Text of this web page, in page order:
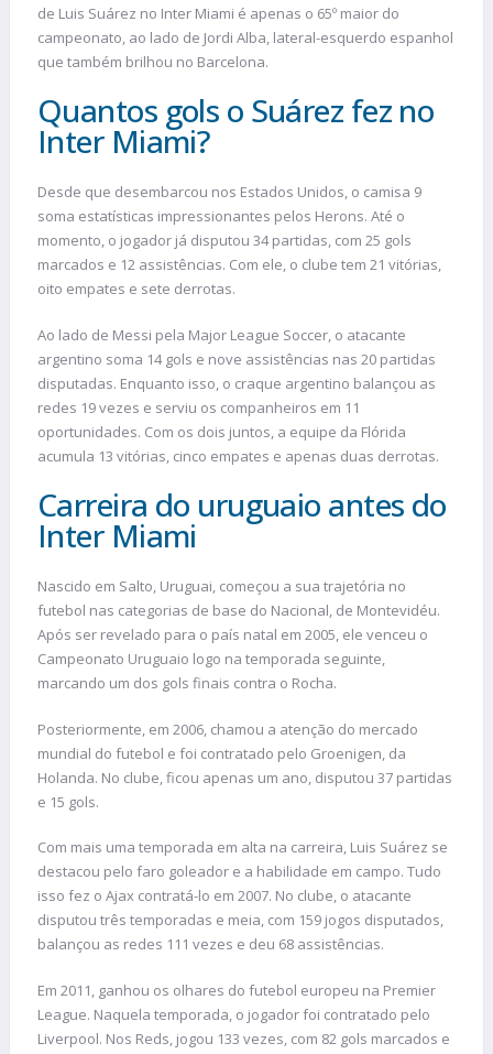
de Luis Suárez no Inter Miami é apenas o 65º maior do
campeonato, ao lado de Jordi Alba, lateral-esquerdo espanhol
que também brilhou no Barcelona.
Quantos gols o Suárez fez no
Inter Miami?
Desde que desembarcou nos Estados Unidos, o camisa 9
soma estatísticas impressionantes pelos Herons. Até o
momento, o jogador já disputou 34 partidas, com 25 gols
marcados e 12 assistências. Com ele, o clube tem 21 vitórias,
oito empates e sete derrotas.
Ao lado de Messi pela Major League Soccer, o atacante
argentino soma 14 gols e nove assistências nas 20 partidas
disputadas. Enquanto isso, o craque argentino balançou as
redes 19 vezes e serviu os companheiros em 11
oportunidades. Com os dois juntos, a equipe da Flórida
acumula 13 vitórias, cinco empates e apenas duas derrotas.
Carreira do uruguaio antes do
Inter Miami
Nascido em Salto, Uruguai, começou a sua trajetória no
futebol nas categorias de base do Nacional, de Montevidéu.
Após ser revelado para o país natal em 2005, ele venceu o
Campeonato Uruguaio logo na temporada seguinte,
marcando um dos gols finais contra o Rocha.
Posteriormente, em 2006, chamou a atenção do mercado
mundial do futebol e foi contratado pelo Groenigen, da
Holanda. No clube, ficou apenas um ano, disputou 37 partidas
e 15 gols.
Com mais uma temporada em alta na carreira, Luis Suárez se
destacou pelo faro goleador e a habilidade em campo. Tudo
isso fez o Ajax contratá-lo em 2007. No clube, o atacante
disputou três temporadas e meia, com 159 jogos disputados,
balançou as redes 111 vezes e deu 68 assistências.
Em 2011, ganhou os olhares do futebol europeu na Premier
League. Naquela temporada, o jogador foi contratado pelo
Liverpool. Nos Reds, jogou 133 vezes, com 82 gols marcados e